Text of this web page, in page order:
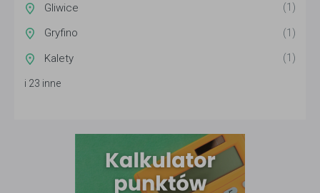
Gliwice (1)
Gryfino (1)
Kalety (1)
i 23 inne